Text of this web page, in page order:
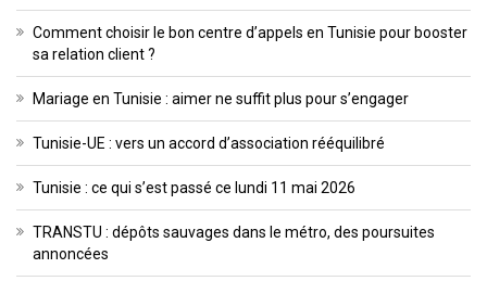
Comment choisir le bon centre d’appels en Tunisie pour booster
sa relation client ?
Mariage en Tunisie : aimer ne suffit plus pour s’engager
Tunisie-UE : vers un accord d’association rééquilibré
Tunisie : ce qui s’est passé ce lundi 11 mai 2026
TRANSTU : dépôts sauvages dans le métro, des poursuites
annoncées